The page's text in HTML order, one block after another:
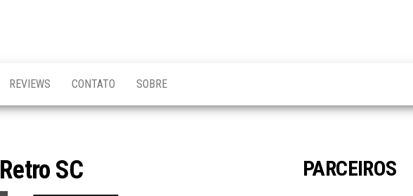
REVIEWS CONTATO SOBRE
Retro SC PARCEIROS